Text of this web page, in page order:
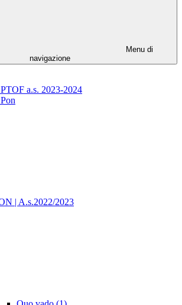
Menu di
navigazione
a.s. 2023-2024
| A.s.2022/2023